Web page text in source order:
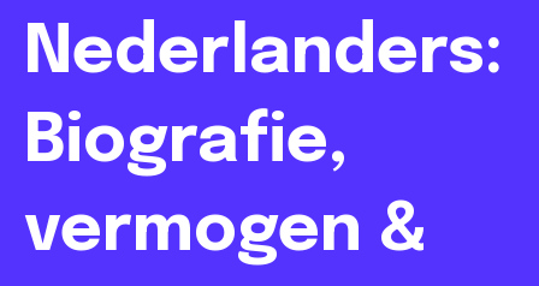
Nederlanders:
Biografie,
vermogen &